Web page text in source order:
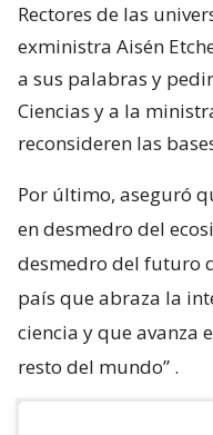
Rectores de las
exministra Aisén
a sus palabras y
Ciencias y a la
reconsideren las
Por último, aseguró
en desmedro del
desmedro del futuro
país que abraza la
ciencia y que avanza
resto del mundo” .